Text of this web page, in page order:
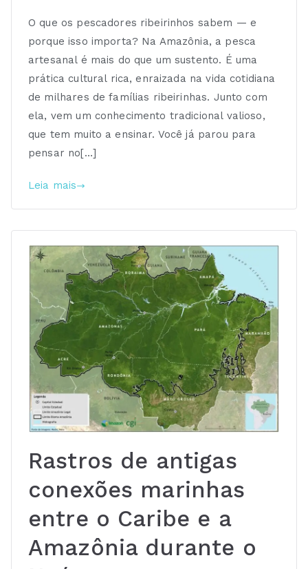
O que os pescadores ribeirinhos sabem — e
porque isso importa? Na Amazônia, a pesca
artesanal é mais do que um sustento. É uma
prática cultural rica, enraizada na vida cotidiana
de milhares de famílias ribeirinhas. Junto com
ela, vem um conhecimento tradicional valioso,
que tem muito a ensinar. Você já parou para
pensar no[…]
Leia mais
Rastros de antigas
conexões marinhas
entre o Caribe e a
Amazônia durante o